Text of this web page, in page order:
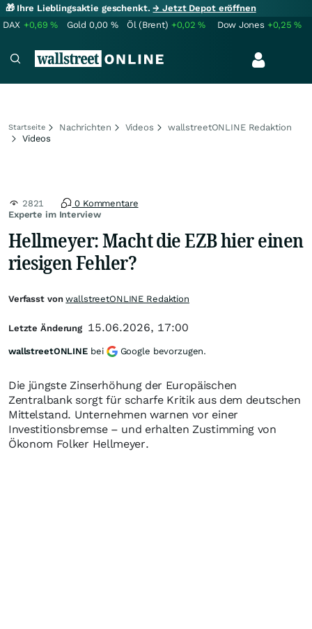
🎁 Ihre Lieblingsaktie geschenkt.→ Jetzt Depot eröffnen
DAX +0,69% Gold 0,00 % Öl (Brent) +0,02% Dow Jones +0,25%
Startseite Nachrichten Videos
wallstreetONLINE Redaktion
Videos
Experte im Interview
2821 0 Kommentare
Hellmeyer: Macht die EZB hier einen
riesigen Fehler?
Die jüngste Zinserhöhung der Europäischen
Zentralbank sorgt für scharfe Kritik aus dem deutschen
Mittelstand. Unternehmen warnen vor einer
Investitionsbremse – und erhalten Zustimming von
Ökonom Folker Hellmeyer.
Verfasst vonwallstreetONLINE Redaktion
Letzte Änderung 15.06.2026, 17:00
wallstreetONLINE bei Google bevorzugen.